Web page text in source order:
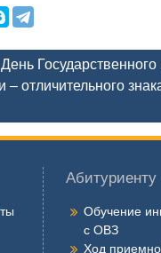
Государственного
– отличительного
Абитуриенту
Обучение
с ОВЗ
Ход